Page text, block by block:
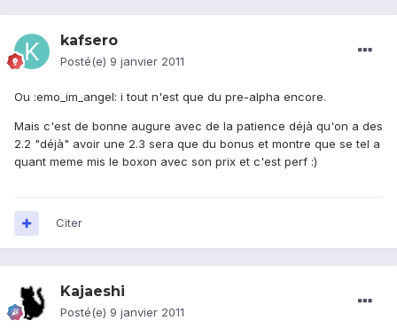
kafsero
Posté(e) 9 janvier 2011
Ou :emo_im_angel: i tout n'est que du pre-alpha encore.
Mais c'est de bonne augure avec de la patience déjà qu'on a des
2.2 "déjà" avoir une 2.3 sera que du bonus et montre que se tel a
quant meme mis le boxon avec son prix et c'est perf :)
Citer
Kajaeshi
Posté(e) 9 janvier 2011